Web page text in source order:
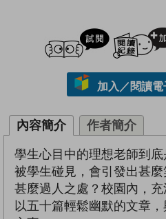
試閲
加入／閱讀電
內容簡介 作者簡介
學生心目中的理想老師到
被學生碰見，會引發出甚
甚麼過人之處？校園內，
以五十篇輕鬆幽默的文章